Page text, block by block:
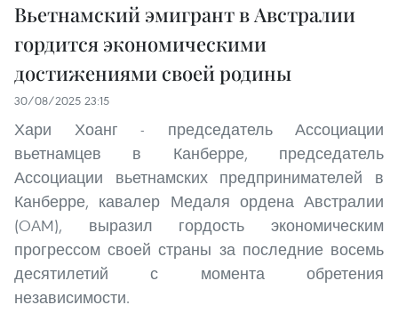
Вьетнамский эмигрант в Австралии
гордится экономическими
достижениями своей родины
30/08/2025 23:15
Хари Хоанг - председатель Ассоциации
вьетнамцев в Канберре, председатель
Ассоциации вьетнамских предпринимателей в
Канберре, кавалер Медаля ордена Австралии
(OAM), выразил гордость экономическим
прогрессом своей страны за последние восемь
десятилетий с момента обретения
независимости.